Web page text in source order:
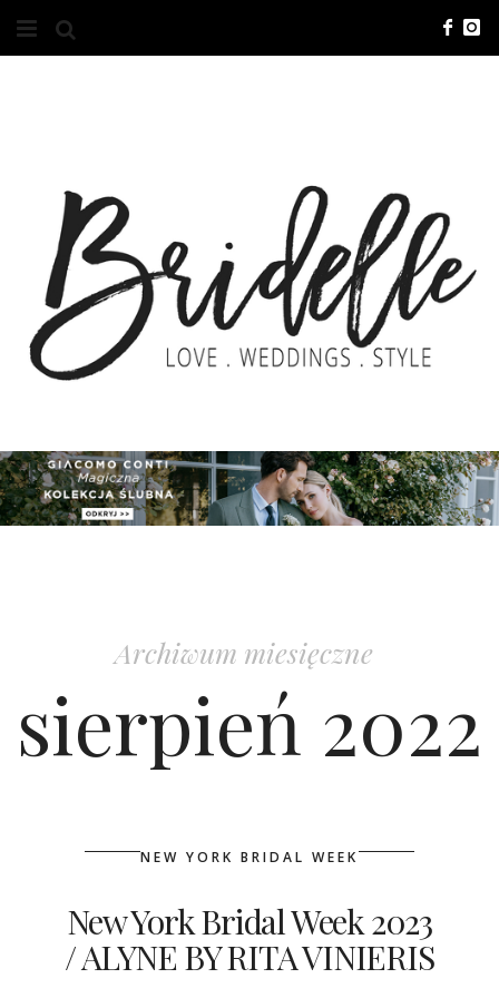
O NAS
KONTAKT
REKLAMA
ADVERTISING
ZGŁOSZENIA
KSIĄŻKI BRIDELLE
BRI GROUP
Archiwum miesięczne
sierpień 2022
NEW YORK BRIDAL WEEK
New York Bridal Week 2023
/ ALYNE BY RITA VINIERIS